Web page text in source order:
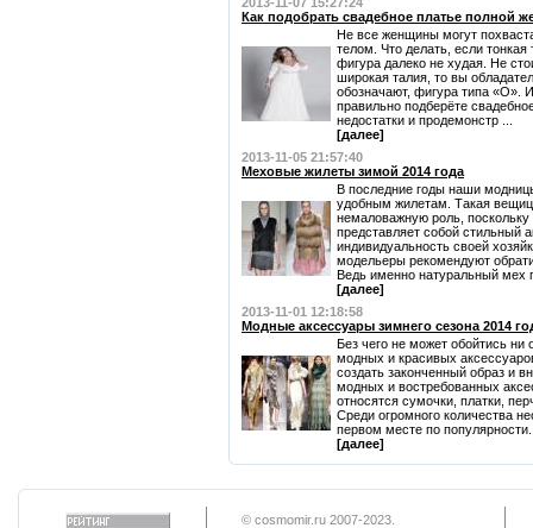
Как подобрать свадебное платье полной
Не все женщины могут
телом. Что делать, если
фигура далеко не худая. Не
широкая талия, то вы
обозначают, фигура типа «О».
правильно подберёте
недостатки и продемонстр ...
[далее]
2013-11-05 21:57:40
Меховые жилеты зимой 2014 года
В последние годы наши
удобным жилетам. Такая
немаловажную роль, поскольку
представляет собой стильный
индивидуальность своей
модельеры рекомендуют
Ведь именно натуральный мех
[далее]
2013-11-01 12:18:58
Модные аксессуары зимнего сезона 2014
Без чего не может обойтись ни
модных и красивых
создать законченный образ и
модных и востребованных
относятся сумочки, платки,
Среди огромного количества
первом месте по
[далее]
© cosmomir.ru 2007-2023.